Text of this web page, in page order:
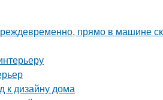
прямо в машине
к дизайну дома